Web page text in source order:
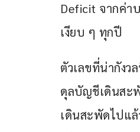
Deficit จากค่า
เงียบ ๆ ทุกปี
ตัวเลขที่น่ากัง
ดุลบัญชีเดินสะ
เดินสะพัดไปแ